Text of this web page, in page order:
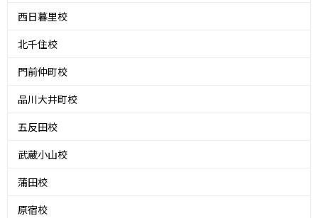
西日暮里校
北千住校
門前仲町校
品川大井町校
五反田校
武蔵小山校
蒲田校
原宿校